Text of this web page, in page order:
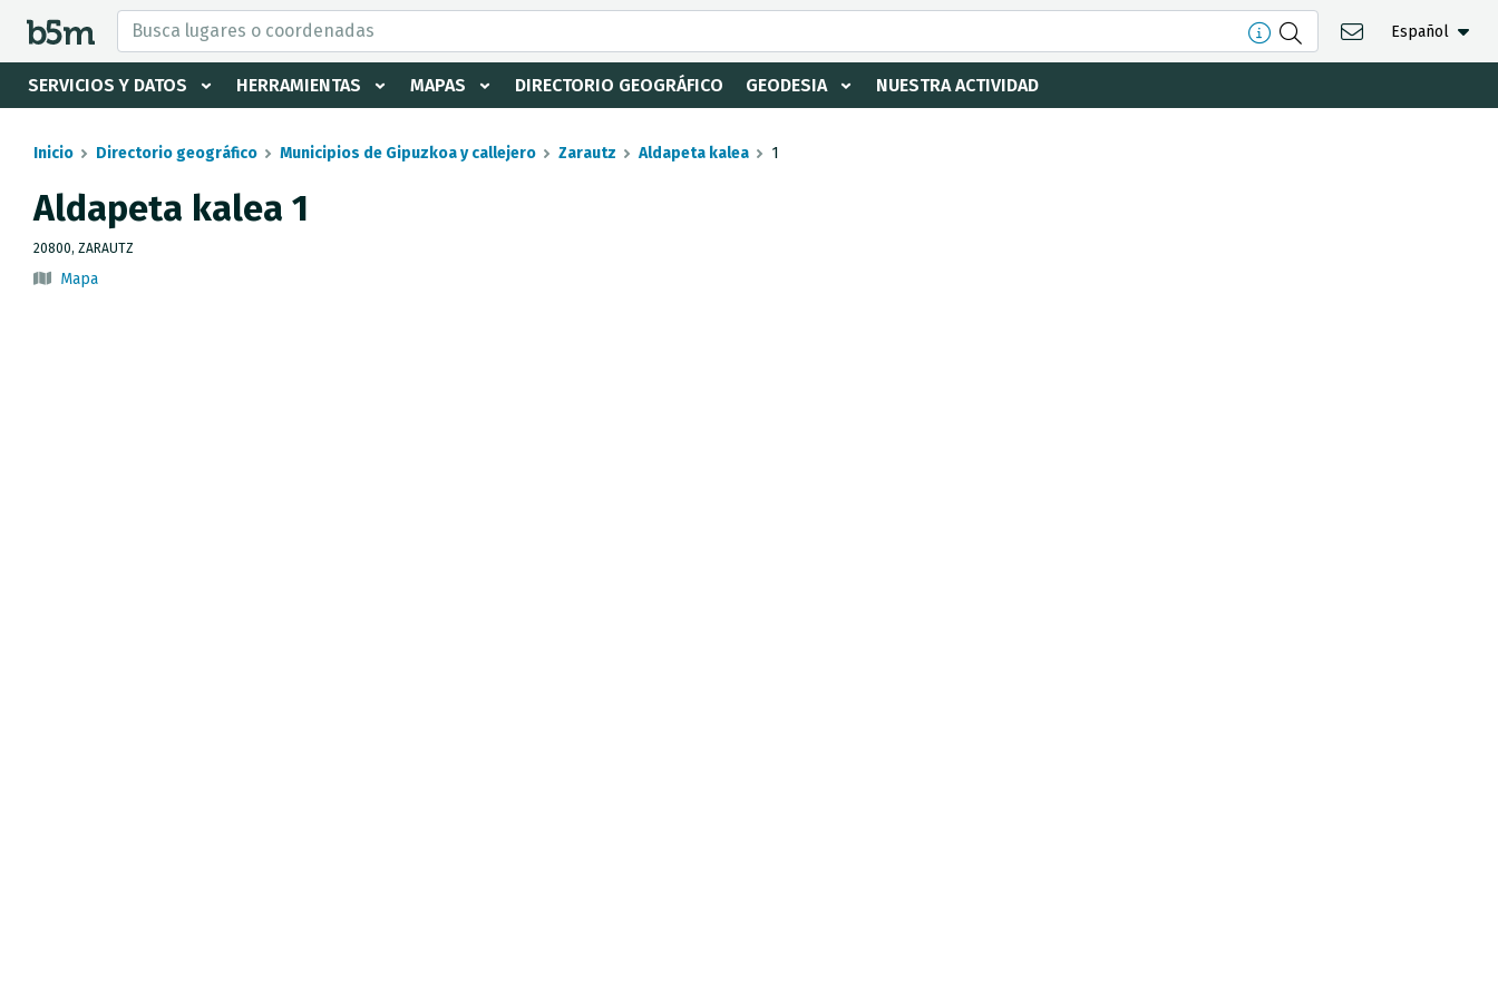
Español
SERVICIOS Y DATOS HERRAMIENTAS MAPAS DIRECTORIO GEOGRÁFICO GEODESIA NUESTRA ACTIVIDAD
Buscador y directorio
Inicio Directorio geográfico Municipios de Gipuzkoa y callejero Zarautz Aldapeta kalea 1
Aldapeta kalea 1
20800, ZARAUTZ
Mapa